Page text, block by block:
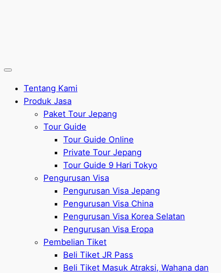
Tentang Kami
Produk Jasa
Paket Tour Jepang
Tour Guide
Tour Guide Online
Private Tour Jepang
Tour Guide 9 Hari Tokyo
Pengurusan Visa
Pengurusan Visa Jepang
Pengurusan Visa China
Pengurusan Visa Korea Selatan
Pengurusan Visa Eropa
Pembelian Tiket
Beli Tiket JR Pass
Beli Tiket Masuk Atraksi, Wahana dan